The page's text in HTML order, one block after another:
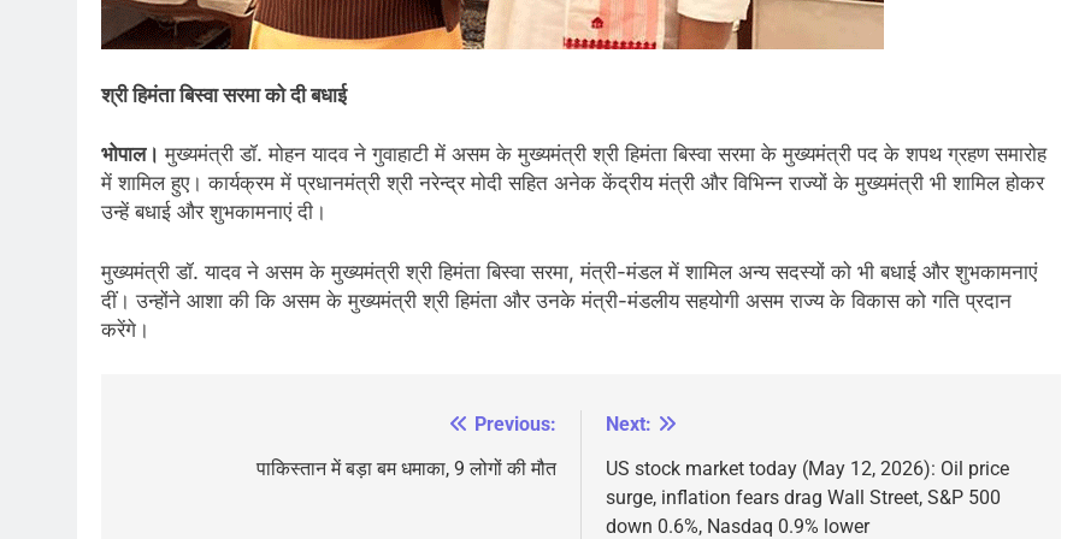
श्री हिमंता बिस्वा सरमा को दी बधाई
भोपाल। मुख्यमंत्री डॉ. मोहन यादव ने गुवाहाटी में असम के मुख्यमंत्री श्री हिमंता बिस्वा सरमा के मुख्यमंत्री पद के शपथ ग्रहण समारोह
में शामिल हुए। कार्यक्रम में प्रधानमंत्री श्री नरेन्द्र मोदी सहित अनेक केंद्रीय मंत्री और विभिन्न राज्यों के मुख्यमंत्री भी शामिल होकर
उन्हें बधाई और शुभकामनाएं दी।
मुख्यमंत्री डॉ. यादव ने असम के मुख्यमंत्री श्री हिमंता बिस्वा सरमा, मंत्री-मंडल में शामिल अन्य सदस्यों को भी बधाई और शुभकामनाएं
दीं। उन्होंने आशा की कि असम के मुख्यमंत्री श्री हिमंता और उनके मंत्री-मंडलीय सहयोगी असम राज्य के विकास को गति प्रदान
करेंगे।
navigation
Previous:
पाकिस्तान में बड़ा बम धमाका, 9 लोगों की मौत
Next:
US stock market today (May 12, 2026): Oil price
surge, inflation fears drag Wall Street, S&P 500
down 0.6%, Nasdaq 0.9% lower